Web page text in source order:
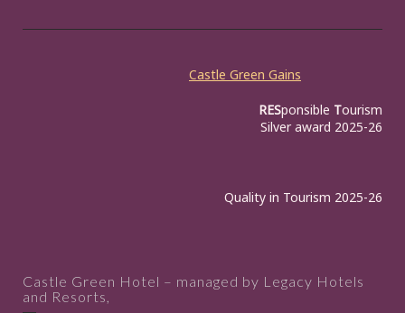
Castle Green Gains
RESponsible Tourism
Silver award 2025-26
Quality in Tourism 2025-26
Castle Green Hotel – managed by Legacy Hotels
and Resorts,